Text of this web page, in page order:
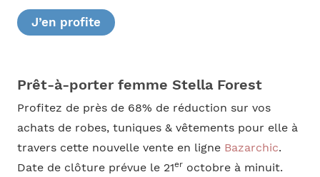
J’en profite
Prêt-à-porter femme Stella Forest
Profitez de près de 68% de réduction sur vos
achats de robes, tuniques & vêtements pour elle à
travers cette nouvelle vente en ligne Bazarchic.
Date de clôture prévue le 21eroctobre à minuit.